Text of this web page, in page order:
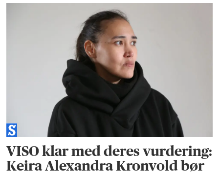
VISO klar med deres vurdering:
Keira Alexandra Kronvold bør